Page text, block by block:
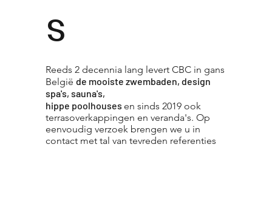
s
Reeds 2 decennia lang levert CBC in gans
België de mooiste zwembaden, design
spa's, sauna's,
hippe poolhouses en sinds 2019 ook
terrasoverkappingen en veranda's. Op
eenvoudig verzoek brengen we u in
contact met tal van tevreden referenties